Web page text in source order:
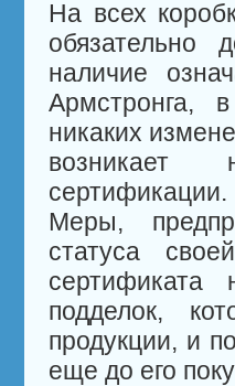
На всех
обязательно
наличие
Армстронга,
никаких
возникает
сертификации.
Меры,
статуса
сертификата
подделок,
продукции, и
еще до его